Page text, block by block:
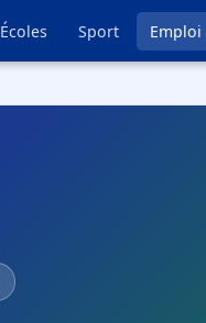
Écoles Sport Emploi